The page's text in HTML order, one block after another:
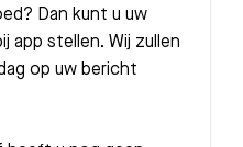
Dan kunt u uw
app stellen. Wij zullen
op uw bericht